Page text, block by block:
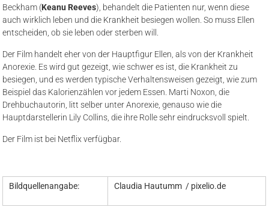
Beckham (Keanu Reeves), behandelt die Patienten nur, wenn diese
auch wirklich leben und die Krankheit besiegen wollen. So muss Ellen
entscheiden, ob sie leben oder sterben will.
Der Film handelt eher von der Hauptfigur Ellen, als von der Krankheit
Anorexie. Es wird gut gezeigt, wie schwer es ist, die Krankheit zu
besiegen, und es werden typische Verhaltensweisen gezeigt, wie zum
Beispiel das Kalorienzählen vor jedem Essen. Marti Noxon, die
Drehbuchautorin, litt selber unter Anorexie, genauso wie die
Hauptdarstellerin Lily Collins, die ihre Rolle sehr eindrucksvoll spielt.
Der Film ist bei Netflix verfügbar.
Bildquellenangabe: Claudia Hautumm / pixelio.de